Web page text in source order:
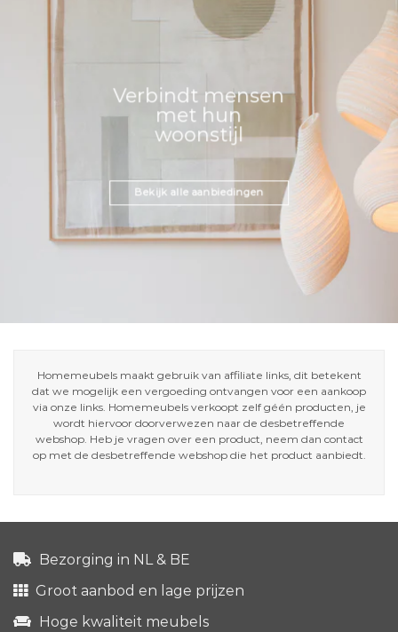
Verbindt mensen
met hun
woonstijl
Bekijk alle aanbiedingen
Homemeubels maakt gebruik van affiliate links, dit betekent
dat we mogelijk een vergoeding ontvangen voor een aankoop
via onze links. Homemeubels verkoopt zelf géén producten, je
wordt hiervoor doorverwezen naar de desbetreffende
webshop. Heb je vragen over een product, neem dan contact
op met de desbetreffende webshop die het product aanbiedt.
Bezorging in NL & BE
Groot aanbod en lage prijzen
Hoge kwaliteit meubels